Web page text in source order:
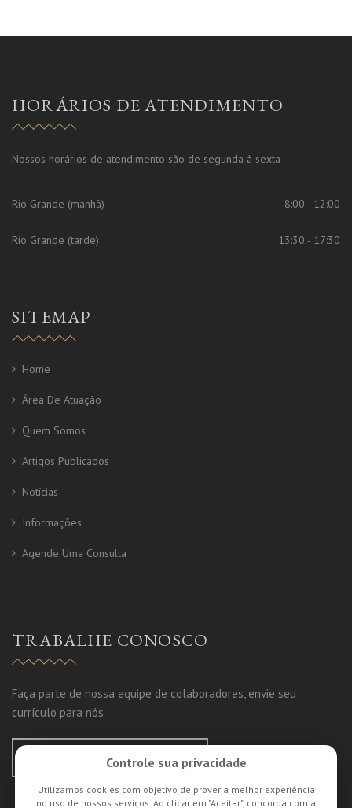
HORÁRIOS DE ATENDIMENTO
Nossos horários de atendimento são de segunda à sexta
Rio Grande (manhã) 8:00 - 12:00
Rio Grande (tarde) 13:30 - 17:30
SITEMAP
Home
Área De Atuação
Quem Somos
Artigos Publicados
Notícias
Informações
Agende Uma Consulta
TRABALHE CONOSCO
Faça parte de nossa equipe de colaboradores, envie seu
currículo para nós
ENVIE SEU CURRÍCULO
Controle sua privacidade
Utilizamos cookies com objetivo de prover a melhor experiência
no uso de nossos serviços. Ao clicar em "Aceitar", concorda com a